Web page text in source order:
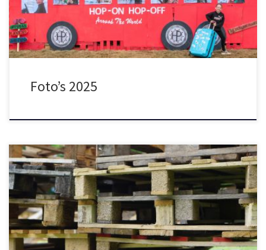
Plankjes” met […]
Foto’s 2025
VANAF ZONDAG 8 JUNI GRATIS AF TE HALEN
Het pallethout
van het Huttenbouwspektakel is na het spektakel gratis af te halen!
Ideaal als stookhout, om meubels mee maken of natuurlijk om
thuis weer een hut mee te timmeren. Van zondagmiddag 8 juni
om 13.00 tot en met maandag […]